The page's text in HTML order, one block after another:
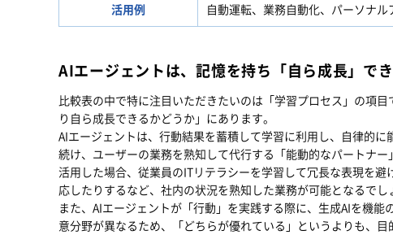
活用例 自動運転、業務自動化、パーソナル
AIエージェントは、記憶を持ち「自ら成長」で
比較表の中で特に注目いただきたいのは「学習プロセス」の項
り自ら成長できるかどうか」にあります。
AIエージェントは、行動結果を蓄積して学習に利用し、自律的
続け、ユーザーの業務を熟知して代行する「能動的なパートナ
活用した場合、従業員のITリテラシーを学習して冗長な表現を
応したりするなど、社内の状況を熟知した業務が可能となるでし
また、AIエージェントが「行動」を実践する際に、生成AIを機
意分野が異なるため、「どちらが優れている」というよりも、